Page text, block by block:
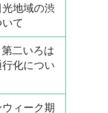
地域の渋
て
二いろは
化につい
ィーク期